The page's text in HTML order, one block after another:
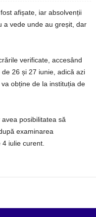
afișate, iar absolvenții
a vede unde au greșit, dar
verificate, accesând
de 26 și 27 iunie, adică azi
obține de la instituția de
posibilitatea să
examinarea
iulie curent.